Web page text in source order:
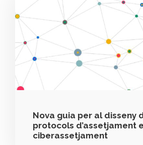
Nova guia per al disseny
protocols d’assetjament
ciberassetjament